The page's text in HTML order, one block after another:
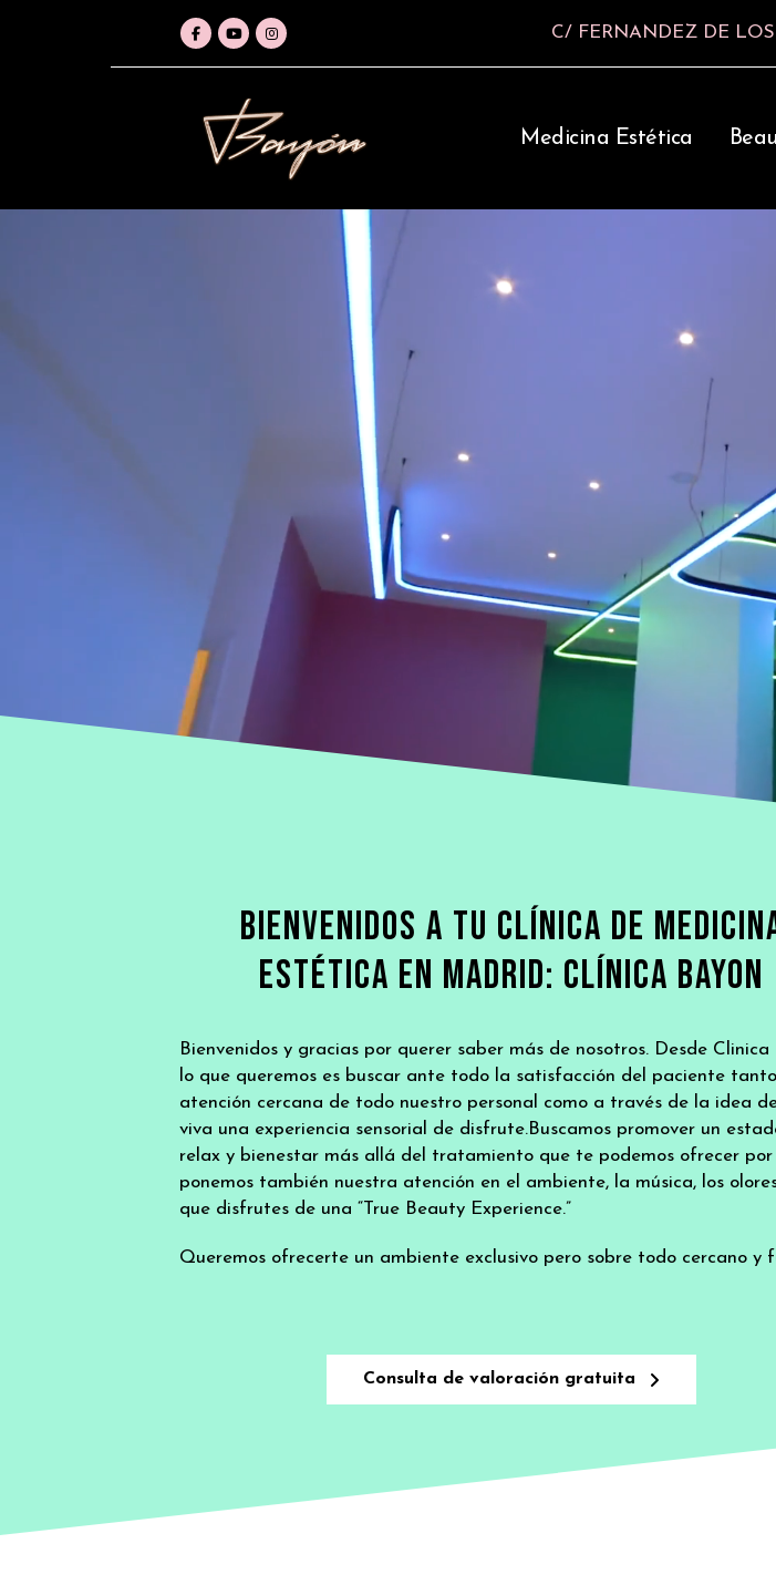
C/ FERNANDEZ DE
Medicina Estética
BIENVENIDOS A TU CLÍNICA DE
ESTÉTICA EN MADRID: CLÍNICA BAYON
Bienvenidos y gracias por querer saber más de nosotros. Desde Clinica
lo que queremos es buscar ante todo la satisfacción del paciente
atención cercana de todo nuestro personal como a través de la idea
viva una experiencia sensorial de disfrute.Buscamos promover un
relax y bienestar más allá del tratamiento que te podemos ofrecer por
ponemos también nuestra atención en el ambiente, la música, los
que disfrutes de una “True Beauty Experience.”
Queremos ofrecerte un ambiente exclusivo pero sobre todo cercano y
Consulta de valoración gratuita